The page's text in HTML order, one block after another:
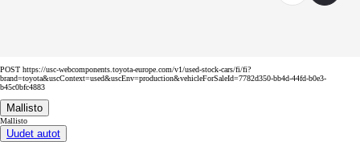
POST https://usc-webcomponents.toyota-europe.com/v1/used-stock-cars/fi/fi?
brand=toyota&uscContext=used&uscEnv=production&vehicleForSaleId=7782d350-bb4d-44fd-b0e3-
b45c0bfc4883
Mallisto
Mallisto
Uudet autot